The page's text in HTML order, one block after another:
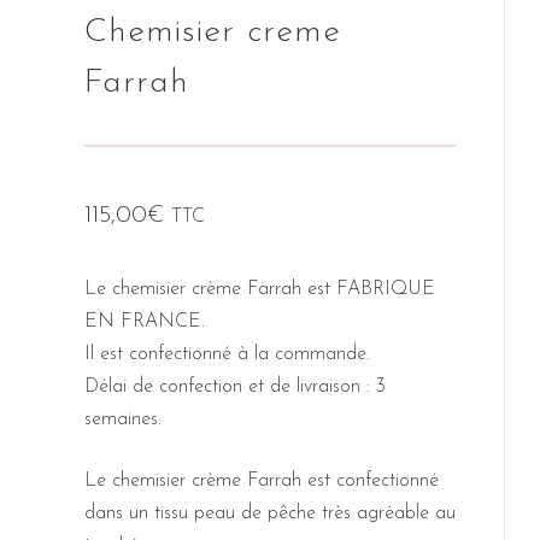
Chemisier creme
Farrah
115,00€ TTC
Le chemisier crème Farrah est FABRIQUE
EN FRANCE.
Il est confectionné à la commande.
Délai de confection et de livraison : 3
semaines.
Le chemisier crème Farrah est confectionné
dans un tissu peau de pêche très agréable au